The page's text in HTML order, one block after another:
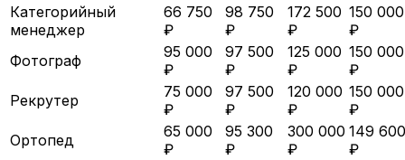
Категорийный
менеджер
66 750
₽
98 750
₽
172 500
₽
150 000
₽
Фотограф
95 000
₽
97 500
₽
125 000
₽
150 000
₽
Рекрутер
75 000
₽
97 500
₽
120 000
₽
150 000
₽
Ортопед
65 000
₽
95 300
₽
300 000
₽
149 600
₽